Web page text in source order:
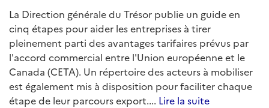
La Direction générale du Trésor publie un guide en
cinq étapes pour aider les entreprises à tirer
pleinement parti des avantages tarifaires prévus par
l'accord commercial entre l'Union européenne et le
Canada (CETA). Un répertoire des acteurs à mobiliser
est également mis à disposition pour faciliter chaque
étape de leur parcours export.... Lire la suite